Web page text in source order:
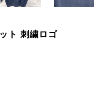
ト 刺繍ロゴ